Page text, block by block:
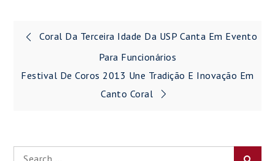
Navegação
de
Post
Coral Da Terceira Idade Da USP Canta Em Evento
Para Funcionários
Festival De Coros 2013 Une Tradição E Inovação Em
Canto Coral
Search